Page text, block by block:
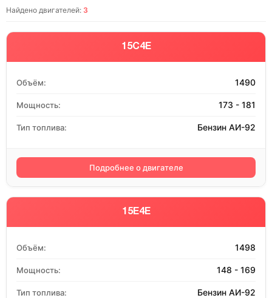
Найдено двигателей: 3
15C4E
Объём: 1490
Мощность: 173 - 181
Тип топлива: Бензин АИ-92
Подробнее о двигателе
15E4E
Объём: 1498
Мощность: 148 - 169
Тип топлива: Бензин АИ-92